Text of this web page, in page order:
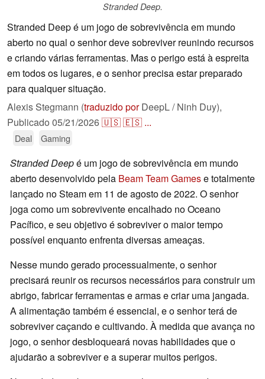
Stranded Deep.
Stranded Deep é um jogo de sobrevivência em mundo
aberto no qual o senhor deve sobreviver reunindo recursos
e criando várias ferramentas. Mas o perigo está à espreita
em todos os lugares, e o senhor precisa estar preparado
para qualquer situação.
Alexis Stegmann (traduzido porDeepL / Ninh Duy),
Publicado 05/21/2026🇺🇸🇪🇸 ...
Deal Gaming
Stranded Deepé um jogo de sobrevivência em mundo
aberto desenvolvido pela Beam Team Gamese totalmente
lançado no Steam em 11 de agosto de 2022. O senhor
joga como um sobrevivente encalhado no Oceano
Pacífico, e seu objetivo é sobreviver o maior tempo
possível enquanto enfrenta diversas ameaças.
Nesse mundo gerado processualmente, o senhor
precisará reunir os recursos necessários para construir um
abrigo, fabricar ferramentas e armas e criar uma jangada.
A alimentação também é essencial, e o senhor terá de
sobreviver caçando e cultivando. À medida que avança no
jogo, o senhor desbloqueará novas habilidades que o
ajudarão a sobreviver e a superar muitos perigos.